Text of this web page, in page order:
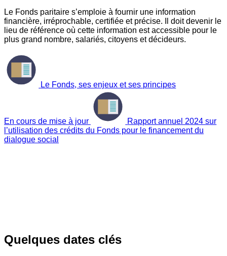
Le Fonds paritaire s’emploie à fournir une information
financière, irréprochable, certifiée et précise. Il doit devenir le
lieu de référence où cette information est accessible pour le
plus grand nombre, salariés, citoyens et décideurs.
Le Fonds, ses enjeux et ses principes
En cours de mise à jour
Rapport annuel 2024 sur
l’utilisation des crédits du Fonds pour le financement du
dialogue social
Quelques dates clés